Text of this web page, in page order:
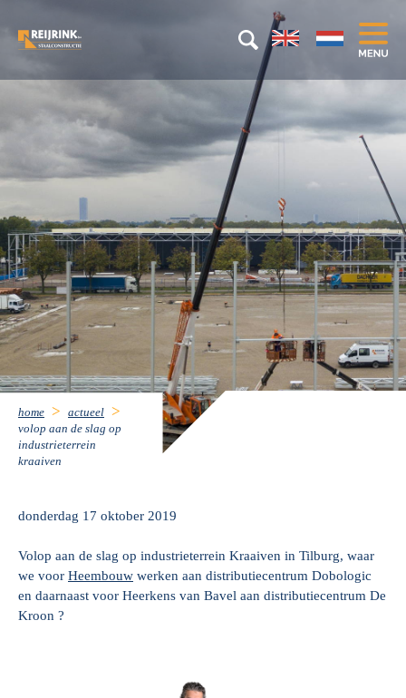
home
actueel
volop aan de slag op
industrieterrein
kraaiven
donderdag 17 oktober 2019
Volop aan de slag op industrieterrein Kraaiven in Tilburg, waar
we voor Heembouw werken aan distributiecentrum Dobologic
en daarnaast voor Heerkens van Bavel aan distributiecentrum De
Kroon ?